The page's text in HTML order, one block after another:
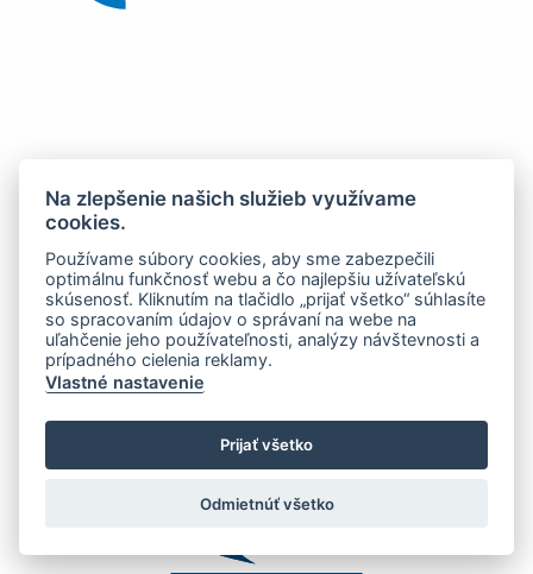
Na zlepšenie našich služieb využívame
cookies.
Používame súbory cookies, aby sme zabezpečili
optimálnu funkčnosť webu a čo najlepšiu užívateľskú
skúsenosť. Kliknutím na tlačidlo „prijať všetko“ súhlasíte
so spracovaním údajov o správaní na webe na
uľahčenie jeho používateľnosti, analýzy návštevnosti a
prípadného cielenia reklamy.
Vlastné nastavenie
Prijať všetko
Odmietnúť všetko